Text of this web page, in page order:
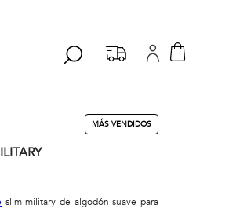
MÁS VENDIDOS
slim military de algodón suave para